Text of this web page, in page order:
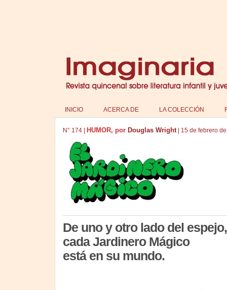
INICIO ACERCA DE LA COLECCIÓN
N° 174| HUMOR, por Douglas Wright 15 de febrero
De uno y otro lado del espejo,
cada Jardinero Mágico
está en su mundo.